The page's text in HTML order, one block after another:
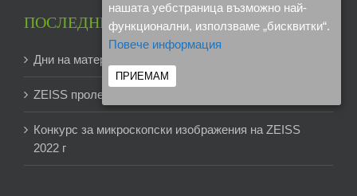
ПОСЛЕДНИ ПУБЛИКАЦИИ
Дни на материалографията 2024
ZEISS пролетна кампания -12 % отстъпка
Конкурс за микроскопски изображения на ZEISS
2022 г
нашата уебстраница възможно най-
функционални, използваме „бисквитки“.
Повече информация
ПРИЕМАМ